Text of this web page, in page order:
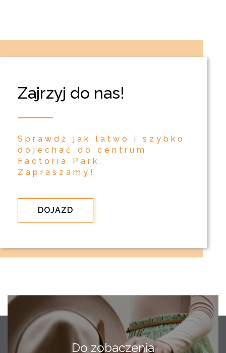
Zajrzyj do nas!
Sprawdź jak łatwo i szybko
dojechać do centrum
Factoria Park.
Zapraszamy!
DOJAZD
Do zobaczenia